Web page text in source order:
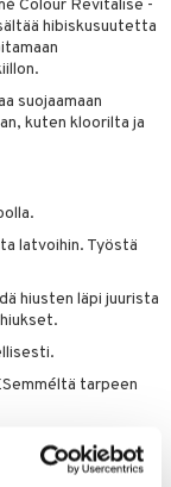
Colour Revitalise -
hibiskusuutetta
suojaamaan
kuten kloorilta ja
latvoihin. Työstä
hiusten läpi juurista
tarpeen